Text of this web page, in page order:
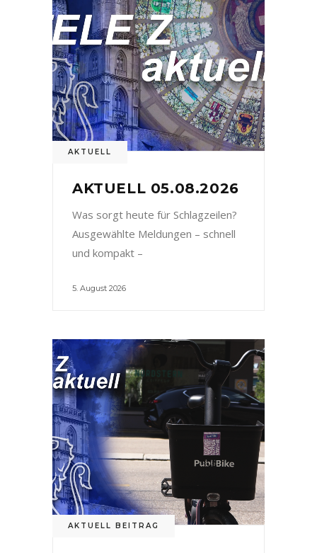
AKTUELL
AKTUELL 05.08.2026
Was sorgt heute für Schlagzeilen?
Ausgewählte Meldungen – schnell
und kompakt –
5. August 2026
AKTUELL BEITRAG